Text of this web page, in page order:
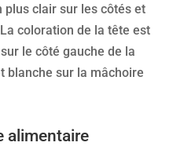
plus clair sur les côtés et
coloration de la tête est
le côté gauche de la
blanche sur la mâchoire
alimentaire